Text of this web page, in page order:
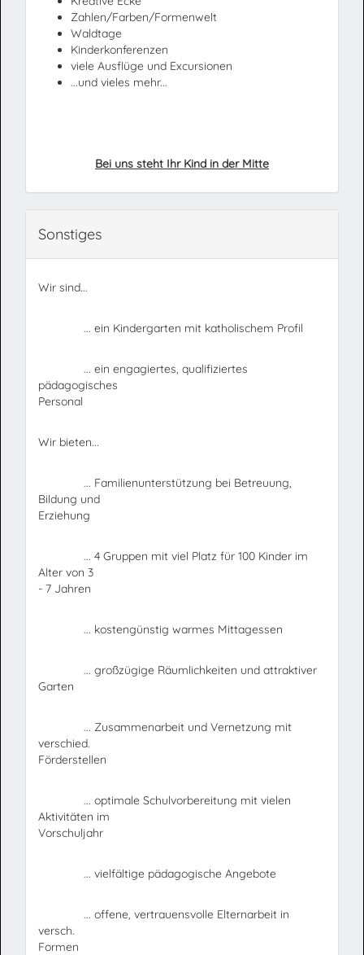
Zahlen/Farben/Formenwelt
Waldtage
Kinderkonferenzen
viele Ausflüge und Excursionen
...und vieles mehr...
Bei uns steht Ihr Kind in der Mitte
Sonstiges
Wir sind...
... ein Kindergarten mit katholischem Profil
... ein engagiertes, qualifiziertes
pädagogisches
Personal
Wir bieten...
... Familienunterstützung bei Betreuung,
Bildung und
Erziehung
... 4 Gruppen mit viel Platz für 100 Kinder im
Alter von 3
- 7 Jahren
... kostengünstig warmes Mittagessen
... großzügige Räumlichkeiten und attraktiver
Garten
... Zusammenarbeit und Vernetzung mit
verschied.
Förderstellen
... optimale Schulvorbereitung mit vielen
Aktivitäten im
Vorschuljahr
... vielfältige pädagogische Angebote
... offene, vertrauensvolle Elternarbeit in
versch.
Formen